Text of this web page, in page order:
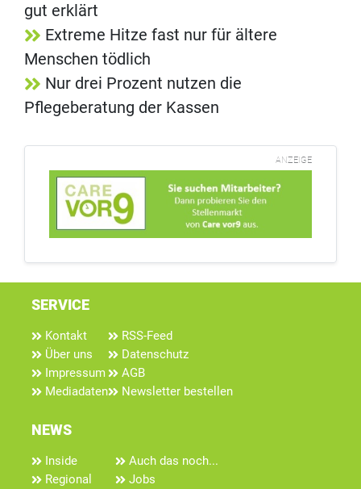
gut erklärt
Extreme Hitze fast nur für ältere
Menschen tödlich
Nur drei Prozent nutzen die
Pflegeberatung der Kassen
ANZEIGE
SERVICE
Kontakt
Über uns
Impressum
Mediadaten
RSS-Feed
Datenschutz
AGB
Newsletter bestellen
NEWS
Inside
Regional
Auch das noch...
Jobs